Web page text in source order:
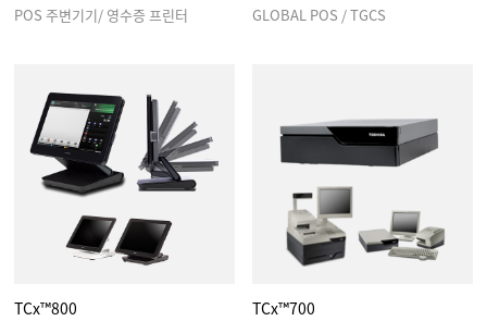
POS 주변기기/ 영수증 프린터 GLOBAL POS / TGCS
TCx™800 TCx™700